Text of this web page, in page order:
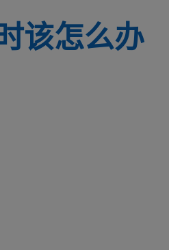
Domestic violence help
该怎么办